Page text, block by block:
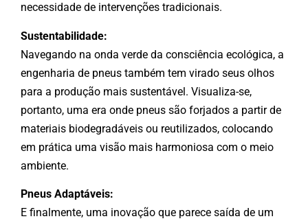
necessidade de intervenções tradicionais.
Sustentabilidade:
Navegando na onda verde da consciência ecológica, a
engenharia de pneus também tem virado seus olhos
para a produção mais sustentável. Visualiza-se,
portanto, uma era onde pneus são forjados a partir de
materiais biodegradáveis ou reutilizados, colocando
em prática uma visão mais harmoniosa com o meio
ambiente.
Pneus Adaptáveis:
E finalmente, uma inovação que parece saída de um